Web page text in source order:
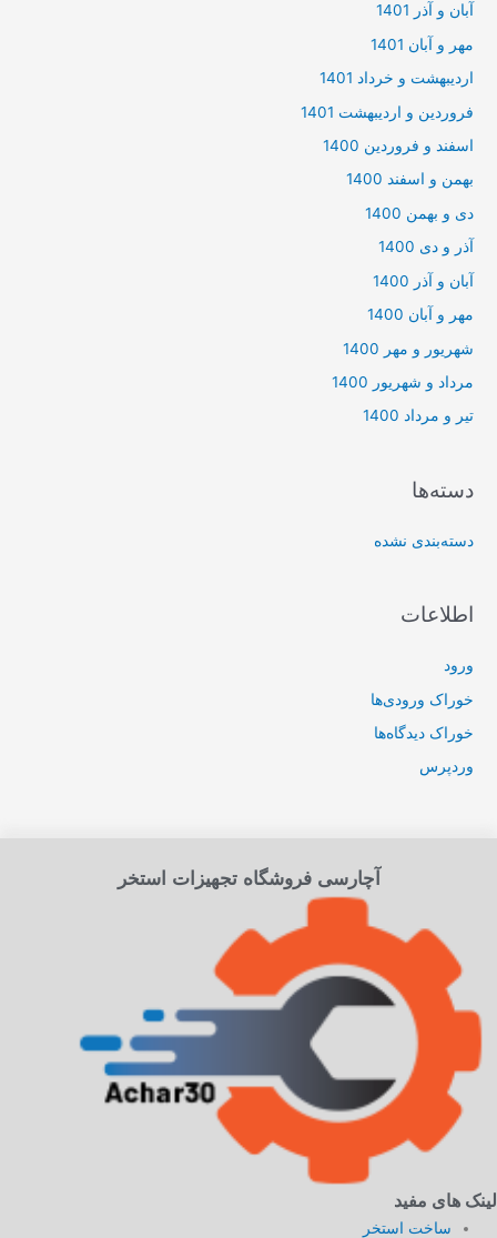
آبان و آذر 1401
مهر و آبان 1401
اردیبهشت و خرداد 1401
فروردین و اردیبهشت 1401
اسفند و فروردین 1400
بهمن و اسفند 1400
دی و بهمن 1400
آذر و دی 1400
آبان و آذر 1400
مهر و آبان 1400
شهریور و مهر 1400
مرداد و شهریور 1400
تیر و مرداد 1400
دسته‌ها
دسته‌بندی نشده
اطلاعات
ورود
خوراک ورودی‌ها
خوراک دیدگاه‌ها
وردپرس
آچارسی فروشگاه تجهیزات استخر
لینک های مفید
ساخت استخر